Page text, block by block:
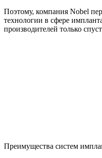
Поэтому, компания Nobel
технологии в сфере
производителей только
Преимущества систем